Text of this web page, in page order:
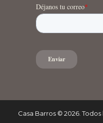
Casa Barros© 2026.